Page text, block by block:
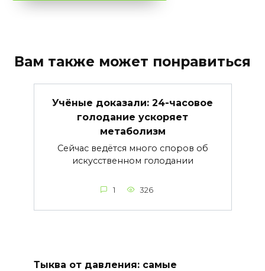
Вам также может понравиться
Учёные доказали: 24-часовое
голодание ускоряет
метаболизм
Сейчас ведётся много споров об
искусственном голодании
1 326
Тыква от давления: самые